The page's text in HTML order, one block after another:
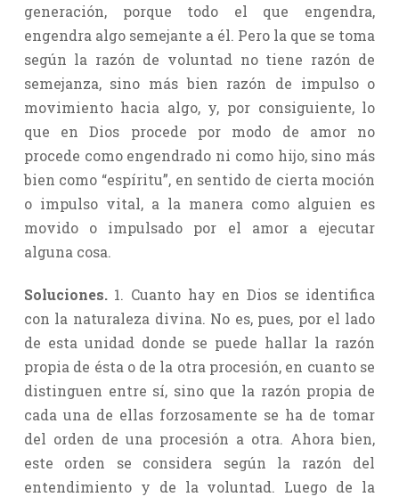
generación, porque todo el que engendra,
engendra algo semejante a él. Pero la que se toma
según la razón de voluntad no tiene razón de
semejanza, sino más bien razón de impulso o
movimiento hacia algo, y, por consiguiente, lo
que en Dios procede por modo de amor no
procede como engendrado ni como hijo, sino más
bien como “espíritu”, en sentido de cierta moción
o impulso vital, a la manera como alguien es
movido o impulsado por el amor a ejecutar
alguna cosa.
Soluciones.1. Cuanto hay en Dios se identifica
con la naturaleza divina. No es, pues, por el lado
de esta unidad donde se puede hallar la razón
propia de ésta o de la otra procesión, en cuanto se
distinguen entre sí, sino que la razón propia de
cada una de ellas forzosamente se ha de tomar
del orden de una procesión a otra. Ahora bien,
este orden se considera según la razón del
entendimiento y de la voluntad. Luego de la